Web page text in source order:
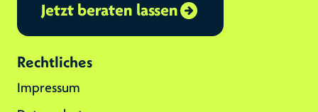
Jetzt beraten lassen
Rechtliches
Impressum